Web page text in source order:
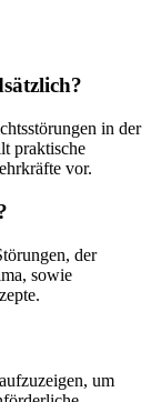
in der
praktische
vor.
der
sowie
um